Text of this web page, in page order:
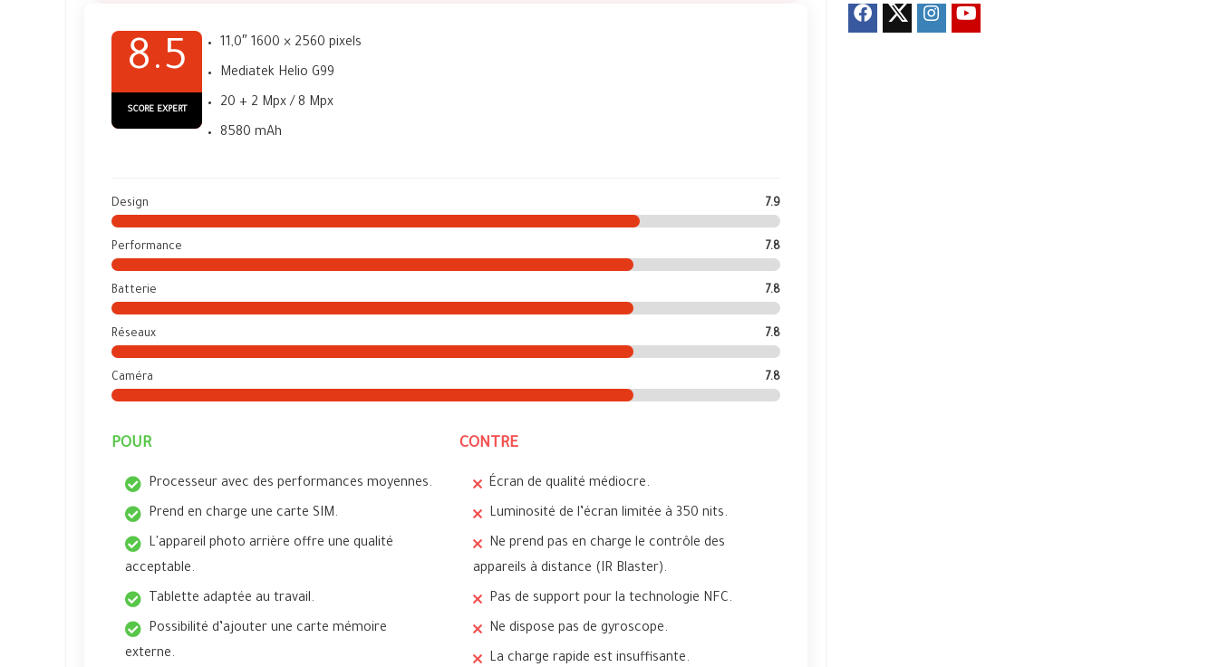
8.5
SCORE EXPERT
11,0″ 1600 × 2560 pixels
Mediatek Helio G99
20 + 2 Mpx / 8 Mpx
8580 mAh
Design 7.9
Performance 7.8
Batterie 7.8
Réseaux 7.8
Caméra 7.8
POUR
Processeur avec des performances moyennes.
Prend en charge une carte SIM.
L'appareil photo arrière offre une qualité
acceptable.
Tablette adaptée au travail.
Possibilité d’ajouter une carte mémoire
externe.
CONTRE
Écran de qualité médiocre.
Luminosité de l’écran limitée à 350 nits.
Ne prend pas en charge le contrôle des
appareils à distance (IR Blaster).
Pas de support pour la technologie NFC.
Ne dispose pas de gyroscope.
La charge rapide est insuffisante.